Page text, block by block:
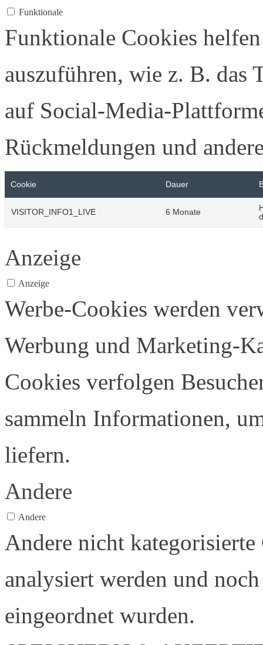
Funktionale
Funktionale Cookies
auszuführen, wie z. B. das
auf Social-Media-
Rückmeldungen und
Cookie Dauer
VISITOR_INFO1_LIVE 6 Monate
Anzeige
Anzeige
Werbe-Cookies werden
Werbung und Marketing-
Cookies verfolgen
sammeln Informationen,
liefern.
Andere
Andere
Andere nicht
analysiert werden und
eingeordnet wurden.